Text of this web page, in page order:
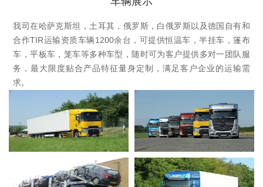
我司在哈萨克斯坦，土耳其，俄罗斯，白俄罗斯以及德国自有和
合作TIR运输资质车辆1200余台，可提供恒温车，半挂车，篷布
车，平板车，笼车等多种车型，随时可为客户提供多对一团队服
务，最大限度贴合产品特征量身定制，满足客户企业的运输需
求。